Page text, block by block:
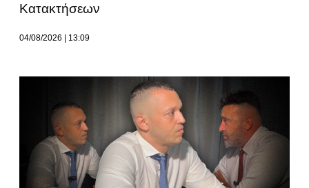
Κατακτήσεων
04/08/2026 13:09